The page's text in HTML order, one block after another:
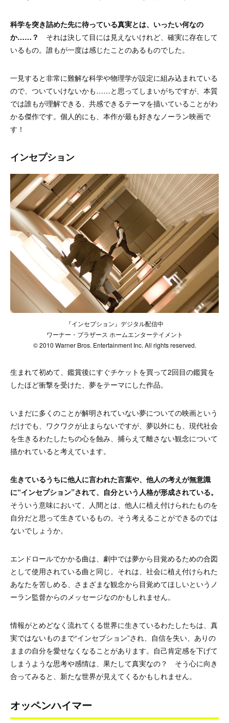
科学を突き詰めた先に待っている真実とは、いったい何なの
か……？
それは決して目には見えないけれど、確実に存在して
いるもの。誰もが一度は感じたことのあるものでした。
一見すると非常に難解な科学や物理学が設定に組み込まれている
ので、ついていけないかも……と思ってしまいがちですが、本質
では誰もが理解できる、共感できるテーマを描いていることがわ
かる傑作です。個人的にも、本作が最も好きなノーラン映画で
す！
インセプション
『インセプション』デジタル配信中
ワーナー・ブラザース ホームエンターテイメント
© 2010 Warner Bros. Entertainment Inc. All rights reserved.
生まれて初めて、鑑賞後にすぐチケットを買って2回目の鑑賞を
したほど衝撃を受けた、夢をテーマにした作品。
いまだに多くのことが解明されていない夢についての映画という
だけでも、ワクワクが止まらないですが、夢以外にも、現代社会
を生きるわたしたちの心を蝕み、捕らえて離さない観念について
描かれていると考えています。
生きているうちに他人に言われた言葉や、他人の考えが無意識
に“インセプション”されて、自分という人格が形成されている。
そういう意味において、人間とは、他人に植え付けられたものを
自分だと思って生きているもの。そう考えることができるのでは
ないでしょうか。
エンドロールでかかる曲は、劇中では夢から目覚めるための合図
として使用されている曲と同じ。それは、社会に植え付けられた
あなたを苦しめる、さまざまな観念から目覚めてほしいというノ
ーラン監督からのメッセージなのかもしれません。
情報がとめどなく流れてくる世界に生きているわたしたちは、真
実ではないものまで“インセプション”され、自信を失い、ありの
ままの自分を愛せなくなることがあります。自己肯定感を下げて
しまうような思考や感情は、果たして真実なの？ そう心に向き
合ってみると、新たな世界が見えてくるかもしれません。
オッペンハイマー